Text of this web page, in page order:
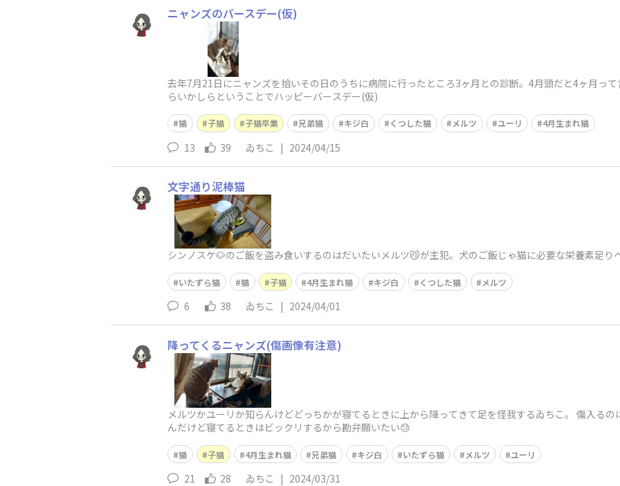
ニャンズのバースデー(仮)
去年7月21日にニャンズを拾いその日のうちに病院に行ったところ3ヶ月との診断。4月頭だと4ヶ月っ
らいかしらということでハッピーバースデー(仮)
猫 子猫 子猫卒業 兄弟猫 キジ白 くつした猫 メルツ ユーリ 4月生まれ猫
13 39 ゐちこ | 2024/04/15
文字通り泥棒猫
シンノスケ🐶のご飯を盗み食いするのはだいたいメルツ😼が主犯。犬のご飯じゃ猫に必要な栄養素足り
いたずら猫 猫 子猫 4月生まれ猫 キジ白 くつした猫 メルツ
6 38 ゐちこ | 2024/04/01
降ってくるニャンズ(傷画像有注意)
メルツかユーリか知らんけどどっちかが寝てるときに上から降ってきて足を怪我するゐちこ。 傷入る
んだけど寝てるときはビックリするから勘弁願いたい😓
猫 子猫 4月生まれ猫 兄弟猫 キジ白 いたずら猫 メルツ ユーリ
21 28 ゐちこ | 2024/03/31